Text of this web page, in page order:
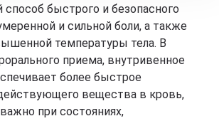
быстрого и безопасного
и сильной боли, а также
температуры тела. В
приема, внутривенное
более быстрое
вещества в кровь,
при состояниях,